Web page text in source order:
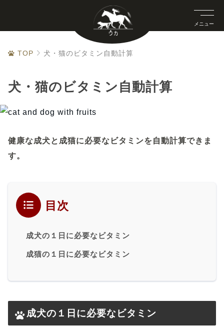
メニュー
TOP 犬・猫のビタミン自動計算
犬・猫のビタミン自動計算
健康な成犬と成猫に必要なビタミンを自動計算できま
す。
目次
成犬の１日に必要なビタミン
成猫の１日に必要なビタミン
成犬の１日に必要なビタミン